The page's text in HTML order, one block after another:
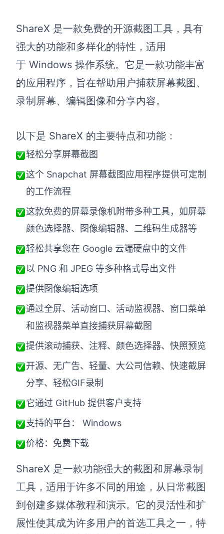
ShareX 是一款免费的开源截图工具，具有
强大的功能和多样化的特性，适用
于 Windows 操作系统。它是一款功能丰富
的应用程序，旨在帮助用户捕获屏幕截图、
录制屏幕、编辑图像和分享内容。
以下是 ShareX 的主要特点和功能：
轻松分享屏幕截图
这个 Snapchat 屏幕截图应用程序提供可定制
的工作流程
这款免费的屏幕录像机附带多种工具，如屏幕
颜色选择器、图像编辑器、二维码生成器等
轻松共享您在 Google 云端硬盘中的文件
以 PNG 和 JPEG 等多种格式导出文件
提供图像编辑选项
通过全屏、活动窗口、活动监视器、窗口菜单
和监视器菜单直接捕获屏幕截图
提供滚动捕获、注释、颜色选择器、快照预览
开源、无广告、轻量、大公司信赖、快速截屏
分享、轻松GIF录制
它通过 GitHub 提供客户支持
支持的平台： Windows
价格：免费下载
ShareX 是一款功能强大的截图和屏幕录制
工具，适用于许多不同的用途，从日常截图
到创建多媒体教程和演示。它的灵活性和扩
展性使其成为许多用户的首选工具之一，特